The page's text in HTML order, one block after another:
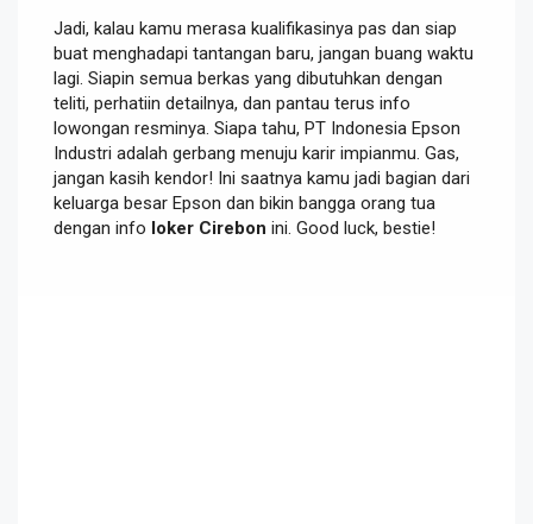
Jadi, kalau kamu merasa kualifikasinya pas dan siap
buat menghadapi tantangan baru, jangan buang waktu
lagi. Siapin semua berkas yang dibutuhkan dengan
teliti, perhatiin detailnya, dan pantau terus info
lowongan resminya. Siapa tahu, PT Indonesia Epson
Industri adalah gerbang menuju karir impianmu. Gas,
jangan kasih kendor! Ini saatnya kamu jadi bagian dari
keluarga besar Epson dan bikin bangga orang tua
dengan info loker Cirebon ini. Good luck, bestie!